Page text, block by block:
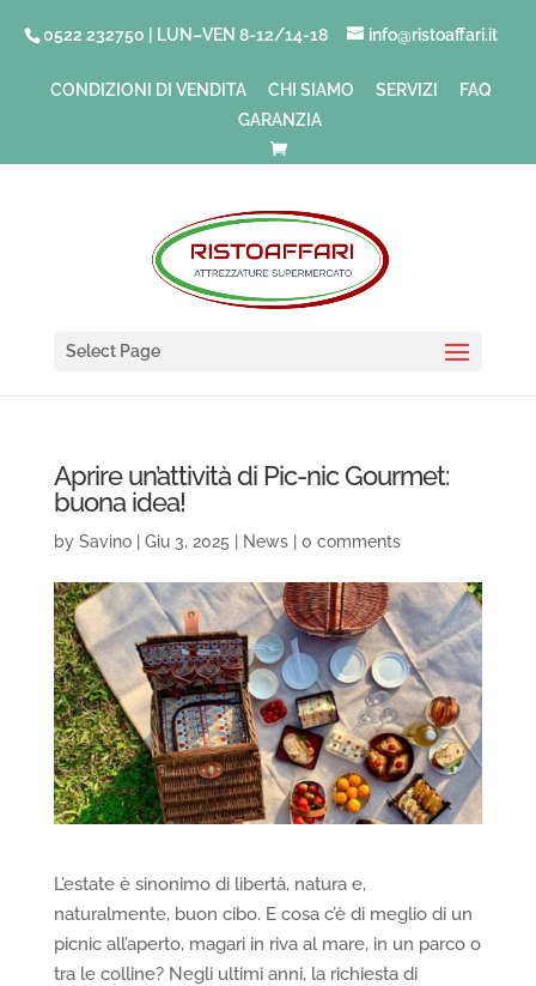
0522 232750 | LUN–VEN 8-12/14-18 info@ristoaffari.it
CONDIZIONI DI VENDITA CHI SIAMO SERVIZI
FAQ
GARANZIA
Select Page
Aprire un’attività di Pic-nic Gourmet:
buona idea!
by Savino| Giu 3, 2025 News| 0 comments
L’estate è sinonimo di libertà, natura e,
naturalmente, buon cibo. E cosa c’è di meglio di un
picnic all’aperto, magari in riva al mare, in un parco o
tra le colline? Negli ultimi anni, la richiesta di